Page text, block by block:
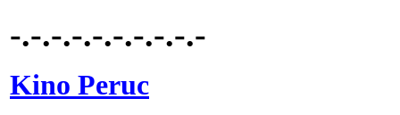
-.-.-.-.-.-.-.-.-.-
Kino Peruc